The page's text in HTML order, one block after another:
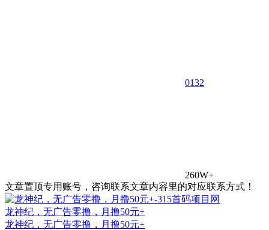
0132
260W+
文章置顶专用账号，咨询联系文章内容里的对应联系方式！
龙神纪，无广告零撸，月撸50元+
龙神纪，无广告零撸，月撸50元+